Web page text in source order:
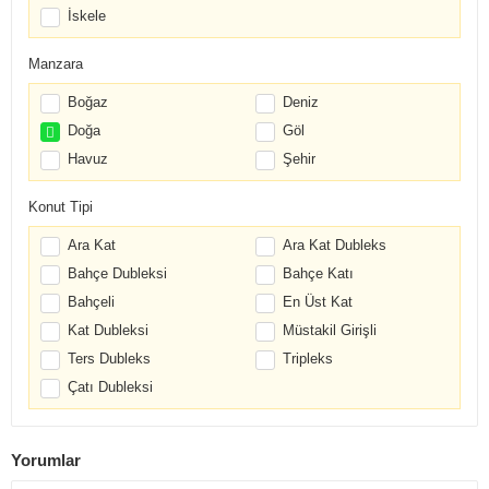
İskele
Manzara
Boğaz
Deniz
Doğa
Göl
Havuz
Şehir
Konut Tipi
Ara Kat
Ara Kat Dubleks
Bahçe Dubleksi
Bahçe Katı
Bahçeli
En Üst Kat
Kat Dubleksi
Müstakil Girişli
Ters Dubleks
Tripleks
Çatı Dubleksi
Yorumlar